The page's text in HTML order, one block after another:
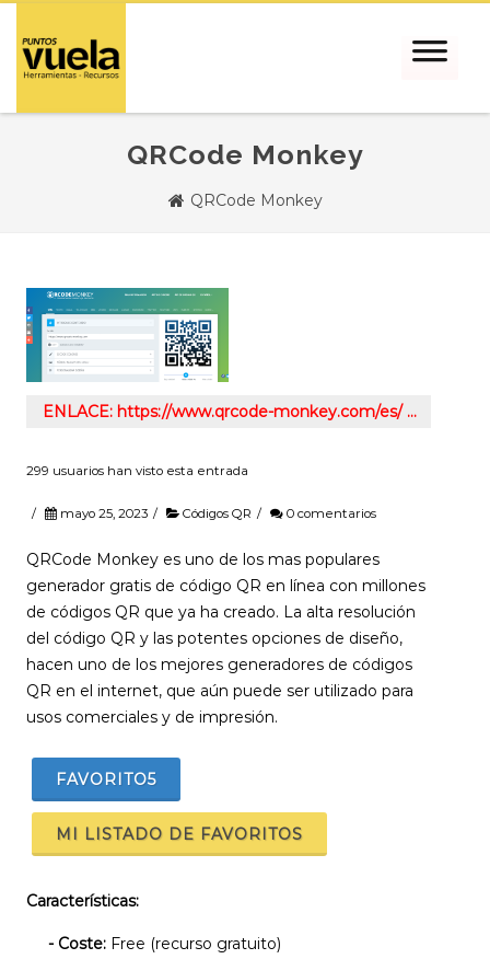
QRCode Monkey
QRCode Monkey
ENLACE: https://www.qrcode-monkey.com/es/ …
299 usuarios han visto esta entrada
/ mayo 25, 2023 / Códigos QR / 0 comentarios
QRCode Monkey es uno de los mas populares
generador gratis de código QR en línea con millones
de códigos QR que ya ha creado. La alta resolución
del código QR y las potentes opciones de diseño,
hacen uno de los mejores generadores de códigos
QR en el internet, que aún puede ser utilizado para
usos comerciales y de impresión.
FAVORITO5
MI LISTADO DE FAVORITOS
Características:
- Coste: Free (recurso gratuito)